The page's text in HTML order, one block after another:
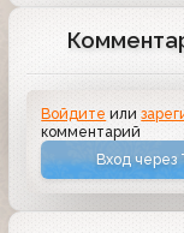
Войдите или
комментарий
Вход через